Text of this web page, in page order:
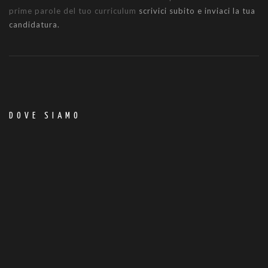
prime parole del tuo curriculum scrivici subito e inviaci la tua
candidatura.
DOVE SIAMO